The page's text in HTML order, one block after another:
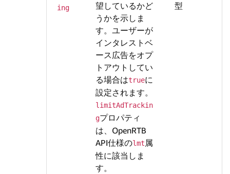
ing
望しているかど
うかを示しま
す。ユーザーが
インタレストベ
ース広告をオプ
トアウトしてい
る場合はtrueに
設定されます。
limitAdTrackin
gプロパティ
は、OpenRTB
API仕様のlmt属
性に該当しま
す。
型